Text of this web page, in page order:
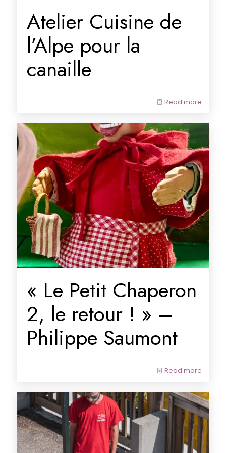
Atelier Cuisine de
l’Alpe pour la
canaille
Read more
« Le Petit Chaperon
2, le retour ! » –
Philippe Saumont
Read more